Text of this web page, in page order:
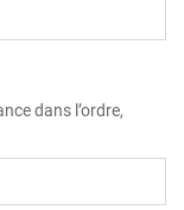
dans l’ordre,